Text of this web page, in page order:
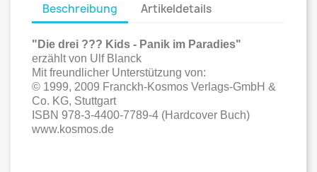
Beschreibung Artikeldetails
"Die drei ??? Kids - Panik im Paradies"
erzählt von Ulf Blanck
Mit freundlicher Unterstützung von:
© 1999, 2009 Franckh-Kosmos Verlags-GmbH &
Co. KG, Stuttgart
ISBN 978-3-4400-7789-4 (Hardcover Buch)
www.kosmos.de